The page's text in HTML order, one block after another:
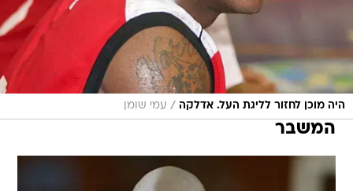
היה מוכן לחזור לליגת העל. אדלקה / עמי שומן
המשבר